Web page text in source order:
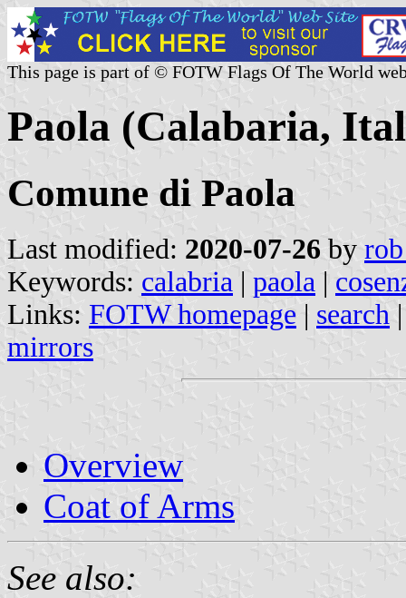
This page is part of © FOTW Flags Of The World
Paola (Calabaria,
Comune di Paola
Last modified: 2020-07-26 by
Keywords: calabria | paola |
Links: FOTW homepage | search
mirrors
Overview
Coat of Arms
See also: